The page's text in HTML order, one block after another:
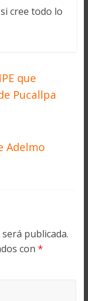
cree todo lo
que
Pucallpa
Adelmo
publicada.
con *